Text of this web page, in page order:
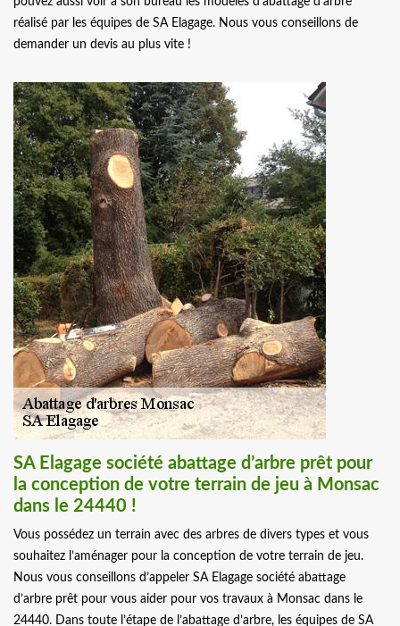
réalisé par les équipes de SA Elagage. Nous vous conseillons de
demander un devis au plus vite !
SA Elagage société abattage d’arbre prêt pour
la conception de votre terrain de jeu à Monsac
dans le 24440 !
Vous possédez un terrain avec des arbres de divers types et vous
souhaitez l’aménager pour la conception de votre terrain de jeu.
Nous vous conseillons d’appeler SA Elagage société abattage
d’arbre prêt pour vous aider pour vos travaux à Monsac dans le
24440. Dans toute l’étape de l’abattage d’arbre, les équipes de SA